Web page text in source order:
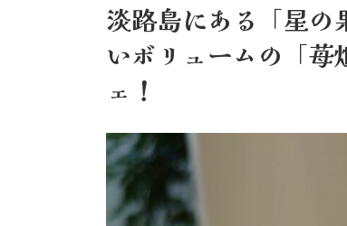
淡路島にある「星の
いボリュームの「苺
ェ！